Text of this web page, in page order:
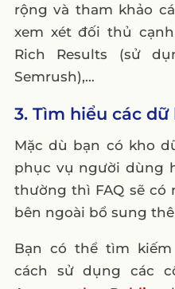
rộng và tham khảo
xem xét đối thủ
Rich Results (sử
Semrush),…
3. Tìm hiểu các
Mặc dù bạn có kho
phục vụ người dùng
thường thì FAQ sẽ có
bên ngoài bổ sung
Bạn có thể tìm
cách sử dụng các